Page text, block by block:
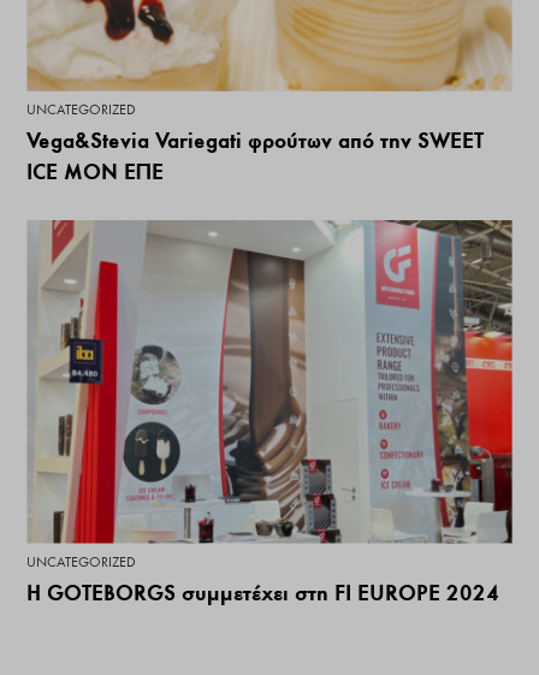
UNCATEGORIZED
Vega&Stevia Variegati φρούτων από την SWEET
ICE ΜΟΝ ΕΠΕ
UNCATEGORIZED
H GOTEBORGS συμμετέχει στη FI EUROPE 2024